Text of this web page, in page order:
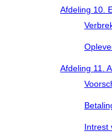
Afdeling 10.
Afdeling 11.
Intrest